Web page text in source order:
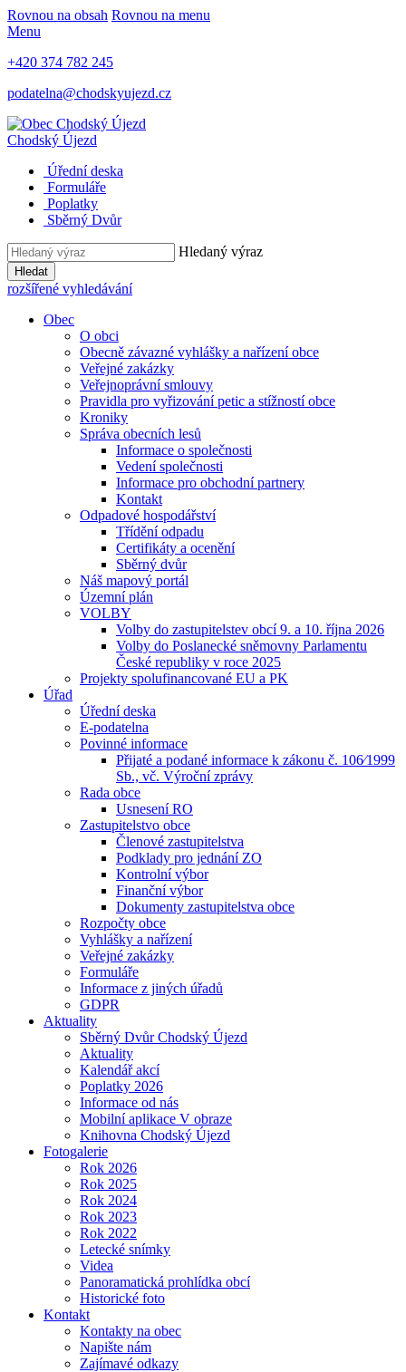
Rovnou na obsah Rovnou na menu
Menu
+420 374 782 245
podatelna@chodskyujezd.cz
Chodský Újezd
Úřední deska
Formuláře
Poplatky
Sběrný Dvůr
Hledaný výraz
Hledat
rozšířené vyhledávání
Obec
O obci
Obecně závazné vyhlášky a nařízení obce
Veřejné zakázky
Veřejnoprávní smlouvy
Pravidla pro vyřizování petic a stížností obce
Kroniky
Správa obecních lesů
Informace o společnosti
Vedení společnosti
Informace pro obchodní partnery
Kontakt
Odpadové hospodářství
Třídění odpadu
Certifikáty a ocenění
Sběrný dvůr
Náš mapový portál
Územní plán
VOLBY
Volby do zastupitelstev obcí 9. a 10. října 2026
Volby do Poslanecké sněmovny Parlamentu
České republiky v roce 2025
Projekty spolufinancované EU a PK
Úřad
Úřední deska
E-podatelna
Povinné informace
Přijaté a podané informace k zákonu č. 106⁄1999
Sb., vč. Výroční zprávy
Rada obce
Usnesení RO
Zastupitelstvo obce
Členové zastupitelstva
Podklady pro jednání ZO
Kontrolní výbor
Finanční výbor
Dokumenty zastupitelstva obce
Rozpočty obce
Vyhlášky a nařízení
Veřejné zakázky
Formuláře
Informace z jiných úřadů
GDPR
Aktuality
Sběrný Dvůr Chodský Újezd
Aktuality
Kalendář akcí
Poplatky 2026
Informace od nás
Mobilní aplikace V obraze
Knihovna Chodský Újezd
Fotogalerie
Rok 2026
Rok 2025
Rok 2024
Rok 2023
Rok 2022
Letecké snímky
Videa
Panoramatická prohlídka obcí
Historické foto
Kontakt
Kontakty na obec
Napište nám
Zajímavé odkazy